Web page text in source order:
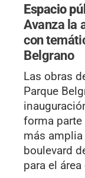
Espacio
Avanza la
con
Belgrano
Las obras
Parque
forma parte
más
boulevard
para el